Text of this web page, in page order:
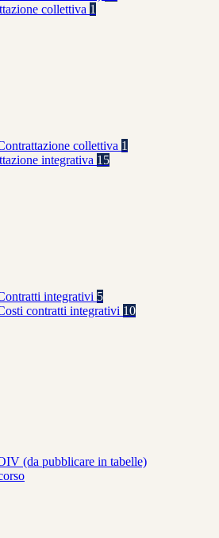
collettiva 1
collettiva 1
integrativa 15
integrativi 5
contratti integrativi 10
(da pubblicare in tabelle)